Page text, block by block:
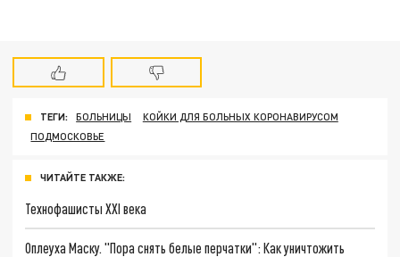
ТЕГИ: БОЛЬНИЦЫ
КОЙКИ ДЛЯ БОЛЬНЫХ КОРОНАВИРУСОМ
ПОДМОСКОВЬЕ
ЧИТАЙТЕ ТАКЖЕ:
Технофашисты XXI века
Оплеуха Маску. "Пора снять белые перчатки": Как уничтожить